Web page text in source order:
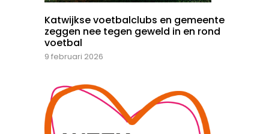
Katwijkse voetbalclubs en gemeente
zeggen nee tegen geweld in en rond
voetbal
9 februari 2026